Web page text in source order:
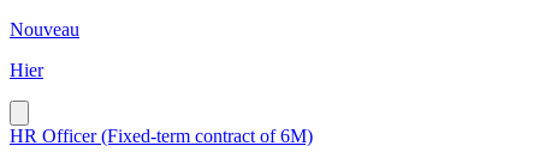
Nouveau
Hier
HR Officer (Fixed-term contract of 6M)